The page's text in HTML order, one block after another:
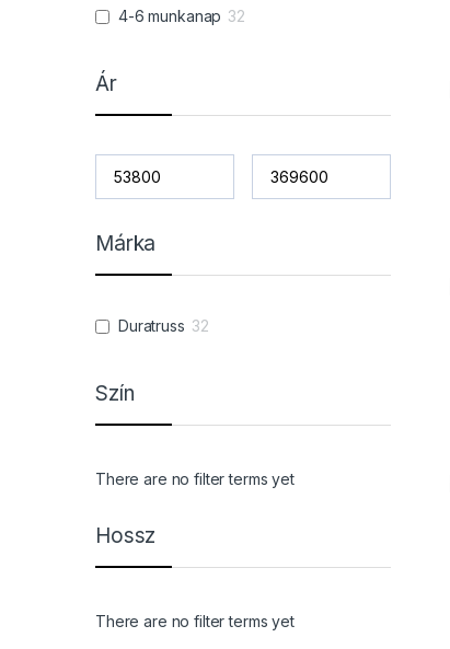
4-6 munkanap 32
Ár
Márka
Duratruss 32
Szín
There are no filter terms yet
Hossz
There are no filter terms yet